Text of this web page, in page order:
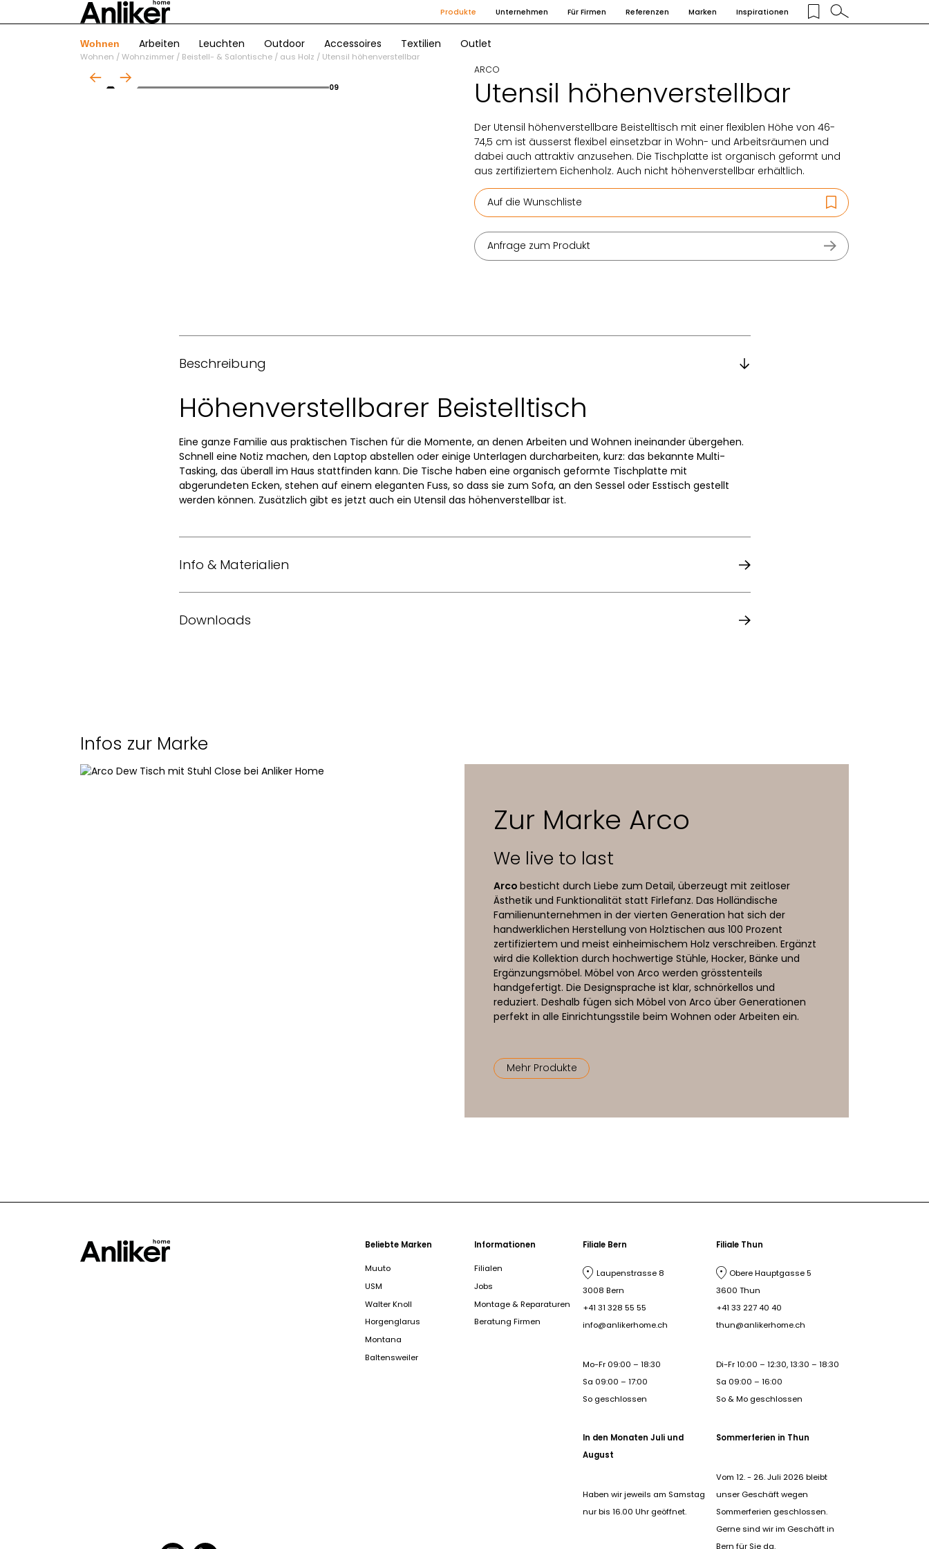
Produkte Unternehmen Für Firmen Referenzen Marken Inspirationen
Wohnen Arbeiten Leuchten Outdoor Accessoires Textilien Outlet
Wohnen /Wohnzimmer / Beistell- & Salontische / aus Holz / Utensil höhenverstellbar
09
ARCO
Utensil höhenverstellbar
Der Utensil höhenverstellbare Beistelltisch mit einer flexiblen Höhe von 46-
74,5 cm ist äusserst flexibel einsetzbar in Wohn- und Arbeitsräumen und
dabei auch attraktiv anzusehen. Die Tischplatte ist organisch geformt und
aus zertifiziertem Eichenholz. Auch nicht höhenverstellbar erhältlich.
Auf die Wunschliste
Anfrage zum Produkt
Beschreibung
Höhenverstellbarer Beistelltisch
Eine ganze Familie aus praktischen Tischen für die Momente, an denen Arbeiten und Wohnen ineinander übergehen.
Schnell eine Notiz machen, den Laptop abstellen oder einige Unterlagen durcharbeiten, kurz: das bekannte Multi-
Tasking, das überall im Haus stattfinden kann. Die Tische haben eine organisch geformte Tischplatte mit
abgerundeten Ecken, stehen auf einem eleganten Fuss, so dass sie zum Sofa, an den Sessel oder Esstisch gestellt
werden können. Zusätzlich gibt es jetzt auch ein Utensil das höhenverstellbar ist.
Info & Materialien
Untergestell
Downloads
Infos zur Marke
Zur Marke Arco
We live to last
Arco besticht durch Liebe zum Detail, überzeugt mit zeitloser
Ästhetik und Funktionalität statt Firlefanz. Das Holländische
Familienunternehmen in der vierten Generation hat sich der
handwerklichen Herstellung von Holztischen aus 100 Prozent
zertifiziertem und meist einheimischem Holz verschreiben. Ergänzt
wird die Kollektion durch hochwertige Stühle, Hocker, Bänke und
Ergänzungsmöbel. Möbel von Arco werden grösstenteils
handgefertigt. Die Designsprache ist klar, schnörkellos und
reduziert. Deshalb fügen sich Möbel von Arco über Generationen
perfekt in alle Einrichtungsstile beim Wohnen oder Arbeiten ein.
Mehr Produkte
Beliebte Marken
Muuto
USM
Walter Knoll
Horgenglarus
Montana
Baltensweiler
Informationen
Filialen
Jobs
Montage & Reparaturen
Beratung Firmen
Filiale Bern
Laupenstrasse 8
3008 Bern
+41 31 328 55 55
info@anlikerhome.ch
Mo-Fr 09:00 – 18:30
Sa 09:00 – 17:00
So geschlossen
In den Monaten Juli und
August
Haben wir jeweils am Samstag
nur bis 16.00 Uhr geöffnet.
Filiale Thun
Obere Hauptgasse 5
3600 Thun
+41 33 227 40 40
thun@anlikerhome.ch
Di-Fr 10:00 – 12:30, 13:30 – 18:30
Sa 09:00 – 16:00
So & Mo geschlossen
Sommerferien in Thun
Vom 12. - 26. Juli 2026 bleibt
unser Geschäft wegen
Sommerferien geschlossen.
Gerne sind wir im Geschäft in
Bern für Sie da.